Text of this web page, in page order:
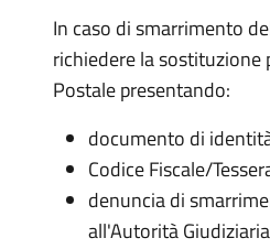
In caso di smarrimento
richiedere la sostituzione
Postale presentando:
documento di
Codice Fiscale/
denuncia di
all'Autorità